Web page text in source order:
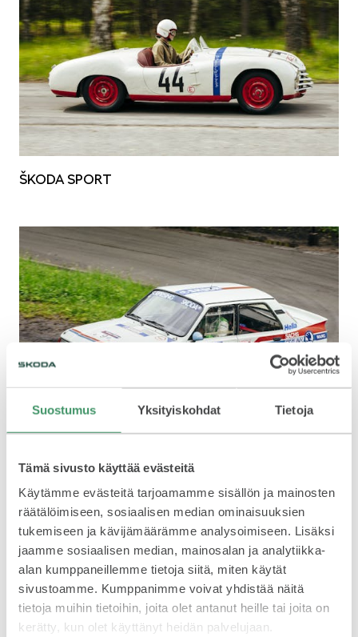
Suostumus Yksityiskohdat Tietoja
Tämä sivusto käyttää evästeitä
Käytämme evästeitä tarjoamamme sisällön ja mainosten
räätälöimiseen, sosiaalisen median ominaisuuksien
tukemiseen ja kävijämäärämme analysoimiseen. Lisäksi
jaamme sosiaalisen median, mainosalan ja analytiikka-
alan kumppaneillemme tietoja siitä, miten käytät
sivustoamme. Kumppanimme voivat yhdistää näitä
tietoja muihin tietoihin, joita olet antanut heille tai joita on
kerätty, kun olet käyttänyt heidän palvelujaan.
KAROQ
KODIAQ
SUPERB
ENYAQ
ELROQ
ŠKODA SPORT
ŠKODA 130 LR